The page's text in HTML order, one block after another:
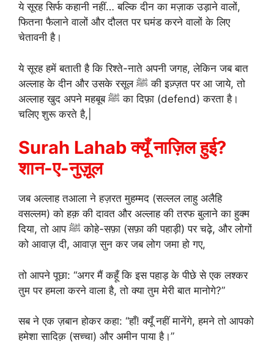
ये सूरह सिर्फ कहानी नहीं… बल्कि दीन का मज़ाक उड़ाने वालों,
फितना फैलाने वालों और दौलत पर घमंड करने वालों के लिए
चेतावनी है।
ये सूरह हमें बताती है कि रिश्ते-नाते अपनी जगह, लेकिन जब बात
अल्लाह के दीन और उसके रसूल ﷺ की इज़्ज़त पर आ जाये, तो
अल्लाह खुद अपने महबूब ﷺ का दिफ़ा (defend) करता है।
चलिए शुरू करते है,|
Surah Lahab क्यूँ नाज़िल हुई?
शान-ए-नुज़ूल
जब अल्लाह तआला ने हज़रत मुहम्मद (सल्लल लाहु अलैहि
वसल्लम) को हक़ की दावत और अल्लाह की तरफ बुलाने का हुक्म
दिया, तो आप ﷺ कोहे-सफ़ा (सफ़ा की पहाड़ी) पर चढ़े, और लोगों
को आवाज़ दी, आवाज़ सुन कर जब लोग जमा हो गए,
तो आपने पूछा: “अगर मैं कहूँ कि इस पहाड़ के पीछे से एक लश्कर
तुम पर हमला करने वाला है, तो क्या तुम मेरी बात मानोगे?”
सब ने एक ज़बान होकर कहा: “हाँ! क्यूँ नहीं मानेंगे, हमने तो आपको
हमेशा सादिक़ (सच्चा) और अमीन पाया है।”